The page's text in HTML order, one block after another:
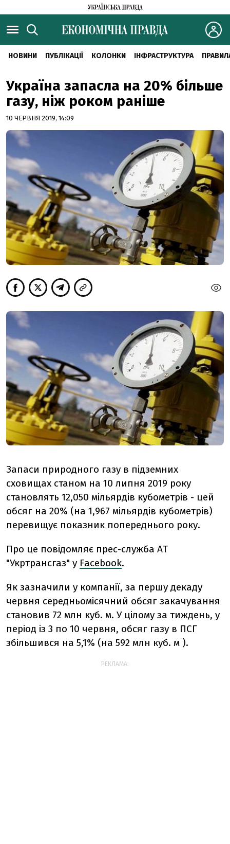
НОВИНИ ПУБЛІКАЦІЇ КОЛОНКИ ІНФРАСТРУКТУРА
Україна запасла на 20% більше
газу, ніж роком раніше
10 ЧЕРВНЯ 2019, 14:09
Запаси природного газу в підземних
сховищах станом на 10 липня 2019 року
становлять 12,050 мільярдів кубометрів - цей
обсяг на 20% (на 1,967 мільярдів кубометрів)
перевищує показник попереднього року.
Про це повідомляє прес-служба АТ
"Укртрансгаз" у Facebook.
Як зазначили у компанії, за першу декаду
червня середньомісячний обсяг закачування
становив 72 млн куб. м. У цілому за тиждень, у
період із 3 по 10 червня, обсяг газу в ПСГ
збільшився на 5,1% (на 592 млн куб. м ).
РЕКЛАМА: